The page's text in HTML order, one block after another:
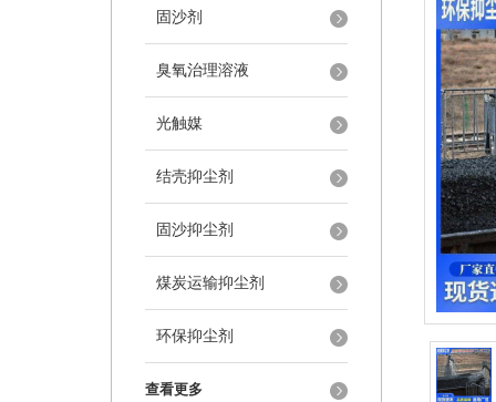
固沙剂
臭氧治理溶液
光触媒
结壳抑尘剂
固沙抑尘剂
煤炭运输抑尘剂
环保抑尘剂
查看更多